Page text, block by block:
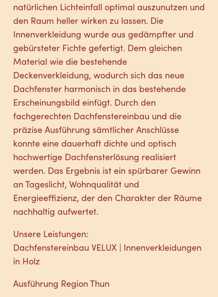
natürlichen Lichteinfall optimal auszunutzen und
den Raum heller wirken zu lassen. Die
Innenverkleidung wurde aus gedämpfter und
gebürsteter Fichte gefertigt. Dem gleichen
Material wie die bestehende
Deckenverkleidung, wodurch sich das neue
Dachfenster harmonisch in das bestehende
Erscheinungsbild einfügt. Durch den
fachgerechten Dachfenstereinbau und die
präzise Ausführung sämtlicher Anschlüsse
konnte eine dauerhaft dichte und optisch
hochwertige Dachfensterlösung realisiert
werden. Das Ergebnis ist ein spürbarer Gewinn
an Tageslicht, Wohnqualität und
Energieeffizienz, der den Charakter der Räume
nachhaltig aufwertet.
Unsere Leistungen:
Dachfenstereinbau VELUX | Innenverkleidungen
in Holz
Ausführung Region Thun